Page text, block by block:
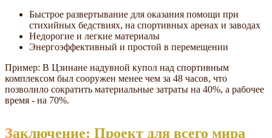
Быстрое развертывание для оказания помощи при
стихийных бедствиях, на спортивных аренах и заводах
Недорогие и легкие материалы
Энергоэффективный и простой в перемещении
Пример: В Цзинане надувной купол над спортивным
комплексом был сооружен менее чем за 48 часов, что
позволило сократить материальные затраты на 40%, а рабочее
время - на 70%.
Заключение: Проект для всего мира